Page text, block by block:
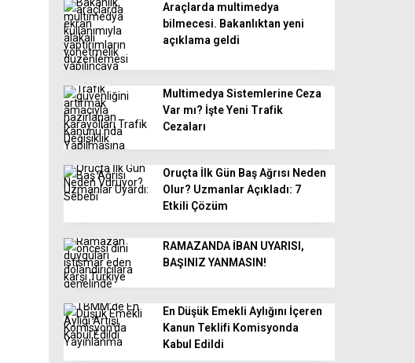
Araçlarda multimedya
bilmecesi. Bakanlıktan yeni
açıklama geldi
Multimedya Sistemlerine Ceza
Var mı? İşte Yeni Trafik
Cezaları
Oruçta İlk Gün Baş Ağrısı Neden
Olur? Uzmanlar Açıkladı: 7
Etkili Çözüm
RAMAZANDA İBAN UYARISI,
BAŞINIZ YANMASIN!
En Düşük Emekli Aylığını İçeren
Kanun Teklifi Komisyonda
Kabul Edildi